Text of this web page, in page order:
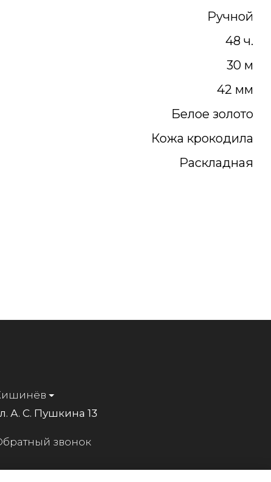
Ручной
48 ч.
30 м
42 мм
Белое золото
Кожа крокодила
Раскладная
А. С. Пушкина 13
звонок